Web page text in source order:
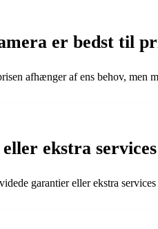
er bedst til
afhænger af ens behov, men
ekstra
garantier eller ekstra